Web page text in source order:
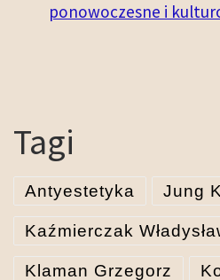
ponowoczesne i
Tagi
Antyestetyka Jung
Kaźmierczak
Klaman Grzegorz